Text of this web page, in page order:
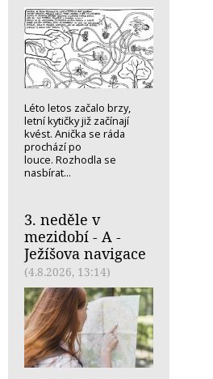
Léto letos začalo brzy,
letní kytičky již začínají
kvést. Anička se ráda
prochází po
louce. Rozhodla se
nasbírat...
3. neděle v
mezidobí - A -
Ježíšova navigace
(4.8.2026, 13:14)